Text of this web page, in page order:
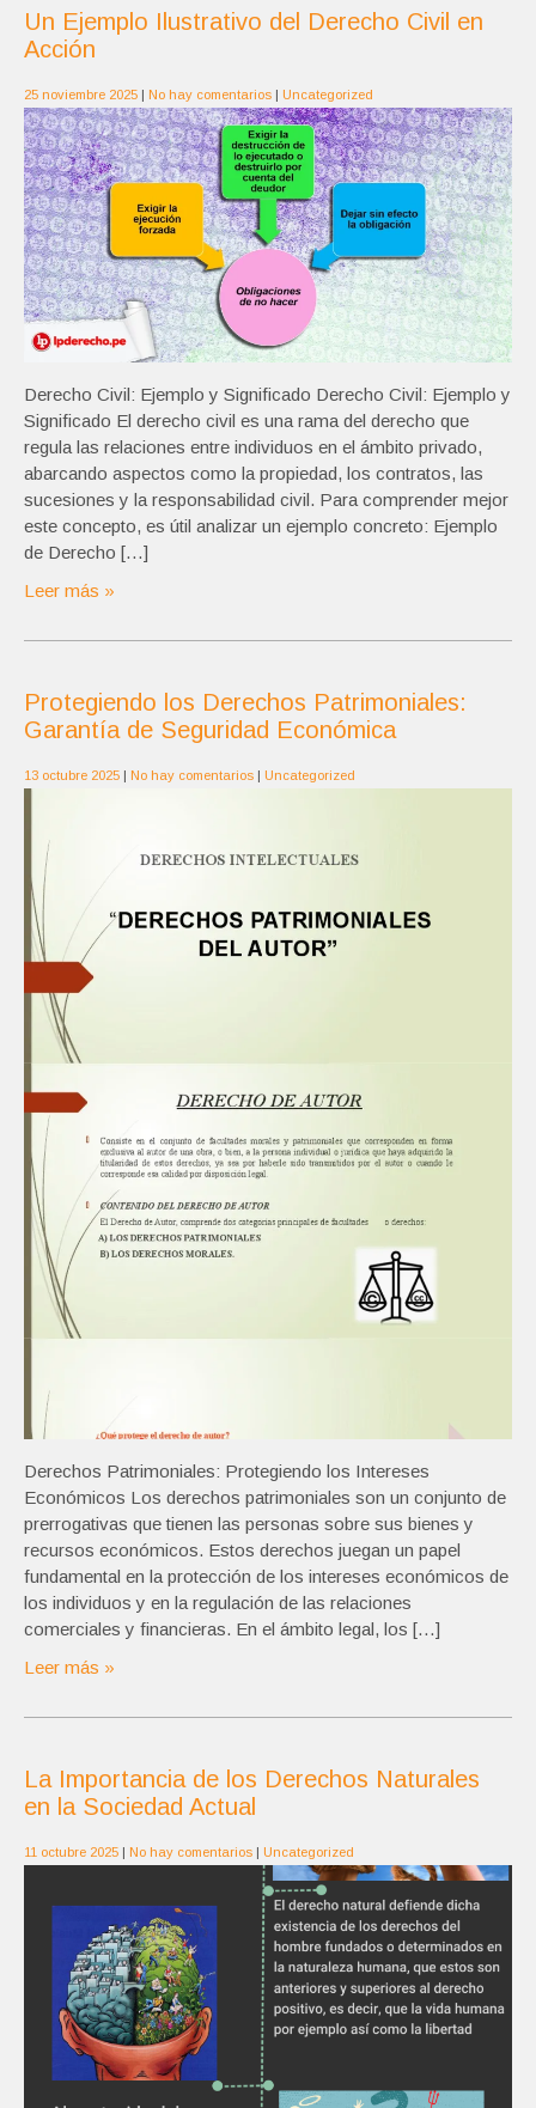
Un Ejemplo Ilustrativo del Derecho Civil en
Acción
25 noviembre 2025 | No hay comentarios | Uncategorized
Derecho Civil: Ejemplo y Significado Derecho Civil: Ejemplo y
Significado El derecho civil es una rama del derecho que
regula las relaciones entre individuos en el ámbito privado,
abarcando aspectos como la propiedad, los contratos, las
sucesiones y la responsabilidad civil. Para comprender mejor
este concepto, es útil analizar un ejemplo concreto: Ejemplo
de Derecho […]
Leer más »
Protegiendo los Derechos Patrimoniales:
Garantía de Seguridad Económica
13 octubre 2025 | No hay comentarios | Uncategorized
Derechos Patrimoniales: Protegiendo los Intereses
Económicos Los derechos patrimoniales son un conjunto de
prerrogativas que tienen las personas sobre sus bienes y
recursos económicos. Estos derechos juegan un papel
fundamental en la protección de los intereses económicos de
los individuos y en la regulación de las relaciones
comerciales y financieras. En el ámbito legal, los […]
Leer más »
La Importancia de los Derechos Naturales
en la Sociedad Actual
11 octubre 2025 | No hay comentarios | Uncategorized